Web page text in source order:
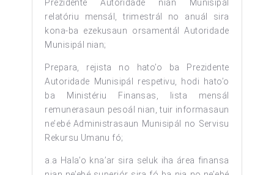
Prezidente Autoridade nian Munisipál
relatóriu mensál, trimestrál no anuál sira
kona-ba ezekusaun orsamentál Autoridade
Munisipál nian;
Prepara, rejista no hato’o ba Prezidente
Autoridade Munisipál respetivu, hodi hato’o
ba Ministériu Finansas, lista mensál
remunerasaun pesoál nian, tuir informasaun
ne’ebé Administrasaun Munisipál no Servisu
Rekursu Umanu fó;
a.a Hala’o kna’ar sira seluk iha área finansa